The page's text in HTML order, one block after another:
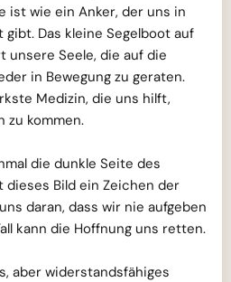
ist wie ein Anker, der uns in
Das kleine Segelboot auf
unsere Seele, die auf die
in Bewegung zu geraten.
Medizin, die uns hilft,
zu kommen.
die dunkle Seite des
dieses Bild ein Zeichen der
daran, dass wir nie aufgeben
kann die Hoffnung uns retten.
aber widerstandsfähiges